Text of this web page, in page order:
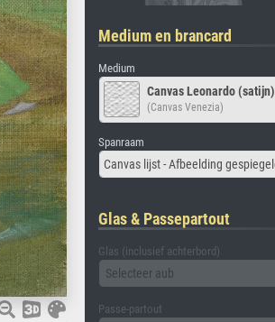
Medium en brancard
Medium
Canvas Leonardo (satijn)
(Canvas Venezia)
Spanraam
Glas & Passepartout
Glas (inclusief achterbord)
Selecteer aub
Passe-partout